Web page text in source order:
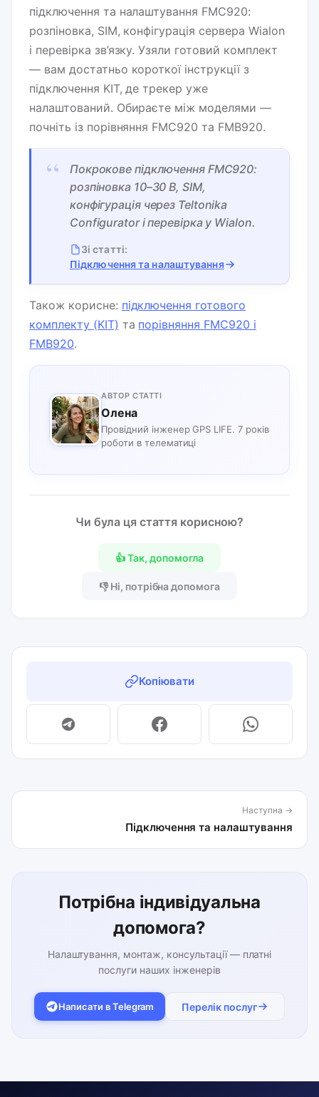
підключення та налаштування FMC920:
розпіновка, SIM, конфігурація сервера Wialon
і перевірка зв’язку. Узяли готовий комплект
— вам достатньо короткої інструкції з
підключення KIT, де трекер уже
налаштований. Обираєте між моделями —
почніть із порівняння FMC920 та FMB920.
“
Покрокове підключення FMC920:
розпіновка 10–30 В, SIM,
конфігурація через Teltonika
Configurator і перевірка у Wialon.
Зі статті:
Підключення та налаштування
Також корисне: підключення готового
комплекту (KIT) та порівняння FMC920 і
FMB920.
АВТОР СТАТТІ
Олена
Провідний інженер GPS LIFE. 7 років
роботи в телематиці
Чи була ця стаття корисною?
👍 Так, допомогла
👎 Ні, потрібна допомога
Копіювати
Наступна →
Підключення та налаштування
Потрібна індивідуальна
допомога?
Налаштування, монтаж, консультації — платні
послуги наших інженерів
Написати в Telegram Перелік послуг